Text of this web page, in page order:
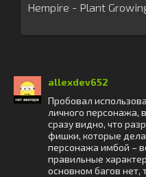
Hempire - Plant
allexdev652
Пробовал
личного персонажа,
сразу видно, что
фишки, которые
персонажа имбой –
правильные
основном багов нет,